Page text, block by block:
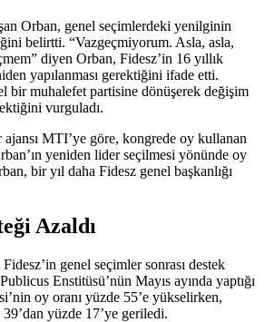
Orban, genel seçimlerdeki yenilginin
belirtti. “Vazgeçmiyorum. Asla, asla,
diyen Orban, Fidesz’in 16 yıllık
yapılanması gerektiğini ifade etti.
bir muhalefet partisine dönüşerek değişim
vurguladı.
MTI’ye göre, kongrede oy kullanan
yeniden lider seçilmesi yönünde oy
bir yıl daha Fidesz genel başkanlığı
Azaldı
genel seçimler sonrası destek
Enstitüsü’nün Mayıs ayında yaptığı
oy oranı yüzde 55’e yükselirken,
yüzde 17’ye geriledi.